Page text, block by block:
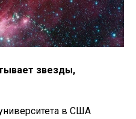
звезды,
в США